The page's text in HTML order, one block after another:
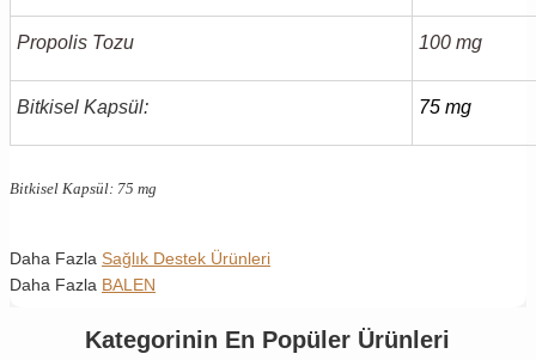
Propolis Tozu 100 mg
Bitkisel Kapsül: 75 mg
Bitkisel Kapsül: 75 mg
Daha Fazla Sağlık Destek Ürünleri
Daha Fazla BALEN
Kategorinin En Popüler Ürünleri